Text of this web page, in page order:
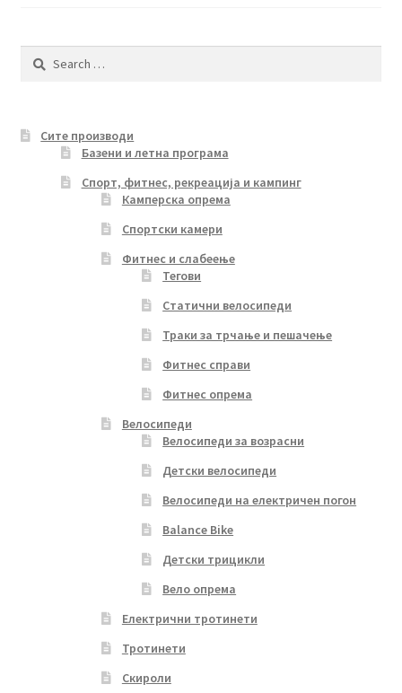
Search
Сите производи
Базени и летна програма
Спорт, фитнес, рекреација и кампинг
Камперска опрема
Спортски камери
Фитнес и слабеење
Тегови
Статични велосипеди
Траки за трчање и пешачење
Фитнес справи
Фитнес опрема
Велосипеди
Велосипеди за возрасни
Детски велосипеди
Велосипеди на електричен погон
Balance Bike
Детски трицикли
Вело опрема
Електрични тротинети
Тротинети
Скироли